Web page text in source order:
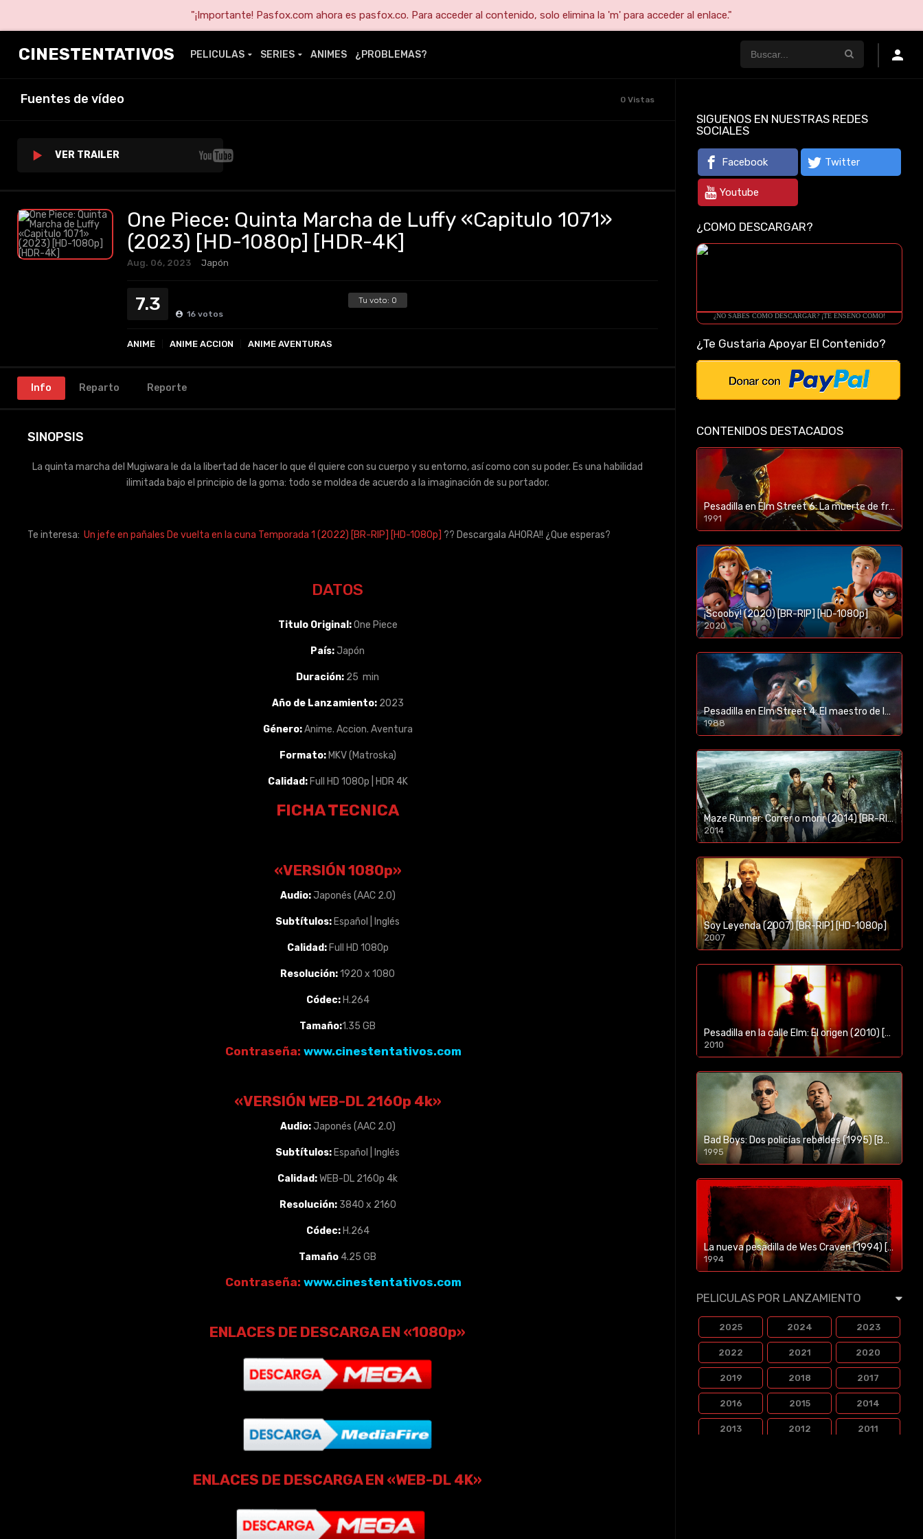
"¡Importante! Pasfox.com ahora es pasfox.co. Para acceder al contenido, solo elimina la 'm' para acceder al enlace."
CINESTENTATIVOS PELICULAS SERIES ANIMES ¿PROBLEMAS?
Fuentes de vídeo 0 Vistas
VER TRAILER
One Piece: Quinta Marcha de Luffy «Capitulo 1071»
(2023) [HD-1080p] [HDR-4K]
Aug. 06, 2023 Japón
Tu voto: 0
7.3 16 votos
ANIME ANIME ACCION ANIME AVENTURAS
Info Reparto Reporte
SINOPSIS
La quinta marcha del Mugiwara le da la libertad de hacer lo que él quiere con su cuerpo y su entorno, así como con su poder. Es una habilidad
ilimitada bajo el principio de la goma: todo se moldea de acuerdo a la imaginación de su portador.
Te interesa: Un jefe en pañales De vuelta en la cuna Temporada 1 (2022) [BR-RIP] [HD-1080p] ?? Descargala AHORA!! ¿Que esperas?
DATOS
Titulo Original:One Piece
País: Japón
Duración: 25 min
Año de Lanzamiento:2023
Género:Anime. Accion. Aventura
Formato: MKV (Matroska)
Calidad: Full HD 1080p | HDR 4K
FICHA TECNICA
«VERSIÓN 1080p»
Audio: Japonés (AAC 2.0)
Subtítulos: Español | Inglés
Calidad: Full HD 1080p
Resolución:1920 x 1080
Códec:H.264
Tamaño:1.35 GB
Contraseña: www.cinestentativos.com
«VERSIÓN WEB-DL 2160p 4k»
Audio: Japonés (AAC 2.0)
Subtítulos: Español | Inglés
Calidad:WEB-DL 2160p 4k
Resolución: 3840 x 2160
Códec:H.264
Tamaño 4.25 GB
Contraseña: www.cinestentativos.com
ENLACES DE DESCARGA EN «1080p»
ENLACES DE DESCARGA EN «WEB-DL 4K»
SIGUENOS EN NUESTRAS REDES
SOCIALES
Facebook Twitter
Youtube
¿COMO DESCARGAR?
¿NO SABES COMO DESCARGAR? ¡TE ENSEÑO COMO!
¿Te Gustaria Apoyar El Contenido?
CONTENIDOS DESTACADOS
Pesadilla en Elm Street 6: La muerte de freddy (1991) [BR-RIP] [HD-1080p]
1991
¡Scooby! (2020) [BR-RIP] [HD-1080p]
2020
1080p/720p
Pesadilla en Elm Street 4: El maestro de los sueños (1988) [BR-RIP] [HD-1080p]
1988
Maze Runner: Correr o morir (2014) [BR-RIP] [HD-1080p]
2014
1080p/720p
Soy Leyenda (2007) [BR-RIP] [HD-1080p]
2007
1080p/720p
Pesadilla en la calle Elm: El origen (2010) [BR-RIP] [HD-1080p]
2010
1080p/720p
Bad Boys: Dos policías rebeldes (1995) [BR-RIP] [HD-1080p]
1995
1080p/720p
La nueva pesadilla de Wes Craven (1994) [BR-RIP] [HD-1080p]
1994
1080p/720p
PELICULAS POR LANZAMIENTO
2025 2024 2023
2022 2021 2020
2019 2018 2017
2016 2015 2014
2013 2012 2011